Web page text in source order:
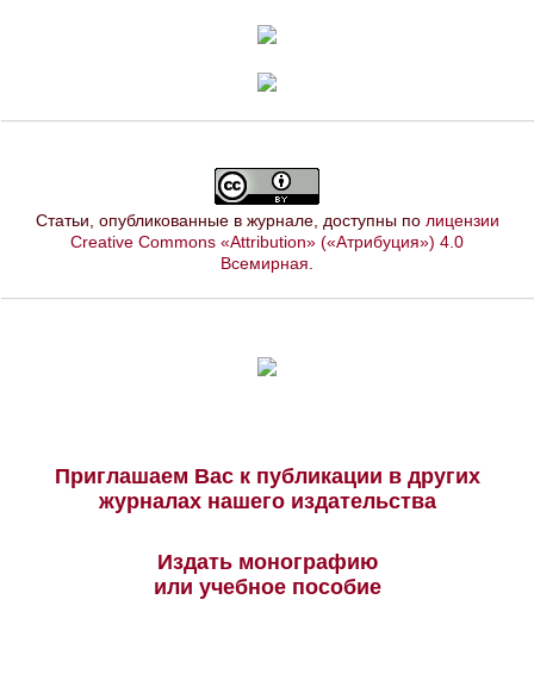
Статьи, опубликованные в журнале, доступны по лицензии
Creative Commons «Attribution» («Атрибуция») 4.0
Всемирная
Приглашаем Вас к публикации в других
журналах нашего издательства
Издать монографию
или учебное пособие